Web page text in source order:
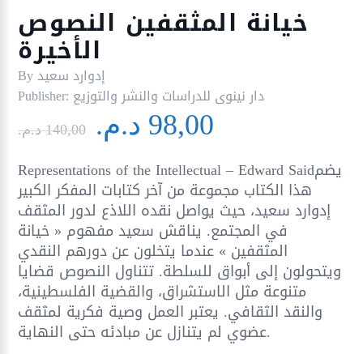
خيانة المثقفين النصوص
الأخيرة
Byإدوارد سعيد
Publisher: دار نينوى للدراسات والنشر والتوزيع
140,00 د.م. Le
prix
initial
était : 140,00 د.م..
98,00 د.م. Le
actuel
est :
Representations of the Intellectual – Edward Saidيضم
هذا الكتاب مجموعة من آخر كتابات المفكر الكبير
إدوارد سعيد، حيث يواصل نقده اللاذع لدور المثقف
في المجتمع. يناقش سعيد مفهوم « خيانة
المثقفين » عندما يتخلون عن دورهم النقدي
ويتحولون إلى أبواق للسلطة. تتناول النصوص قضايا
متنوعة مثل الاستشراق، والقضية الفلسطينية،
والنقد الثقافي. يعتبر العمل وصية فكرية لمثقف
عضوي لم يتنازل عن مبادئه حتى النهاية.